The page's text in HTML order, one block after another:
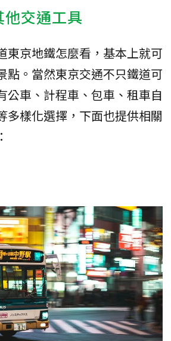
交通工具
東京地鐵怎麼看，基本上就可
點。當然東京交通不只鐵道可
公車、計程車、包車、租車自
多樣化選擇，下面也提供相關